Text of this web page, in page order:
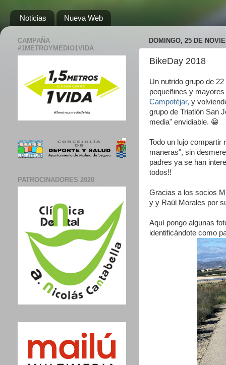
Noticias Nueva Web
DOMINGO, 25 DE
BikeDay 2018
Un nutrido grupo de
pequeñines y
Campotéjar, y
grupo de Triatlón San
media" envidiable. 😀
Todo un lujo compartir
maneras", sin
padres ya se han
todos!!
Gracias a los socios
y y Raúl Morales por
Aquí pongo algunas
identificándote como
CAMPAÑA
#1METROYMEDIO1VIDA
PATROCINADORES 2020